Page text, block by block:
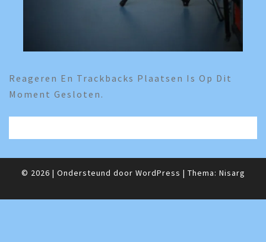
Reageren En Trackbacks Plaatsen Is Op Dit
Moment Gesloten.
© 2026 | Ondersteund door WordPress | Thema: Nisarg